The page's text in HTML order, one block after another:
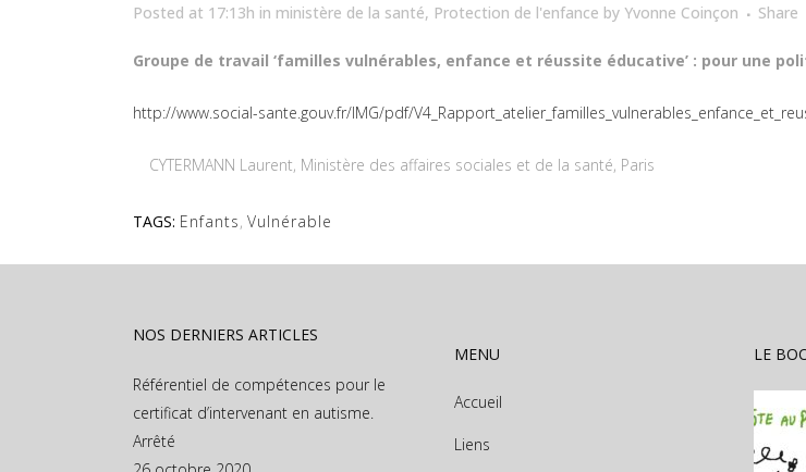
Posted at 17:13h in ministère de la santé, Protection de l'enfance by Yvonne Coinçon Share
Groupe de travail ‘familles vulnérables, enfance et réussite éducative’ : pour une
http://www.social-sante.gouv.fr/IMG/pdf/
CYTERMANN Laurent, Ministère des affaires sociales et de la santé, Paris
TAGS: Enfants, Vulnérable
NOS DERNIERS ARTICLES
Référentiel de compétences pour le
certificat d’intervenant en autisme.
Arrêté
MENU
Accueil
Liens
LE